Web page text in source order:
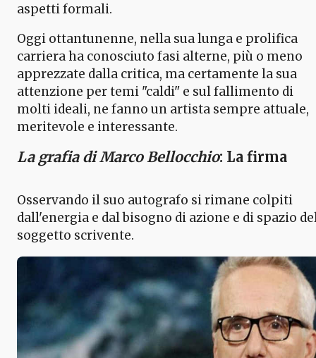
aspetti formali.
Oggi ottantunenne, nella sua lunga e prolifica
carriera ha conosciuto fasi alterne, più o meno
apprezzate dalla critica, ma certamente la sua
attenzione per temi "caldi" e sul fallimento di
molti ideali, ne fanno un artista sempre attuale,
meritevole e interessante.
La grafia di Marco Bellocchio: La firma
Osservando il suo autografo si rimane colpiti
dall'energia e dal bisogno di azione e di spazio
soggetto scrivente.